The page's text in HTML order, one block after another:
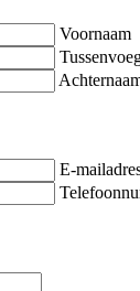
Voornaam
E-